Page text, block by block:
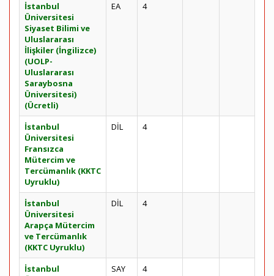
İstanbul
Üniversitesi
Siyaset Bilimi ve
Uluslararası
İlişkiler (İngilizce)
(UOLP-
Uluslararası
Saraybosna
Üniversitesi)
(Ücretli)
EA 4
İstanbul
Üniversitesi
Fransızca
Mütercim ve
Tercümanlık (KKTC
Uyruklu)
DİL 4
İstanbul
Üniversitesi
Arapça Mütercim
ve Tercümanlık
(KKTC Uyruklu)
DİL 4
İstanbul
SAY 4